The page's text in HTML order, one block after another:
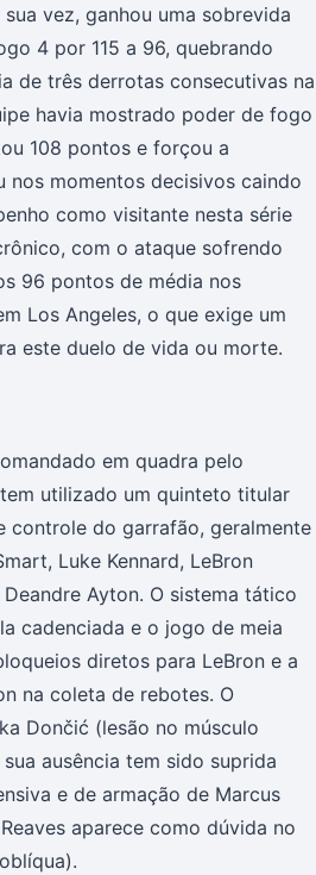
vez, ganhou uma sobrevida
4 por 115 a 96, quebrando
de três derrotas consecutivas na
havia mostrado poder de fogo
108 pontos e forçou a
nos momentos decisivos caindo
como visitante nesta série
com o ataque sofrendo
96 pontos de média nos
Los Angeles, o que exige um
este duelo de vida ou morte.
em quadra pelo
utilizado um quinteto titular
controle do garrafão, geralmente
Luke Kennard, LeBron
Ayton. O sistema tático
cadenciada e o jogo de meia
diretos para LeBron e a
na coleta de rebotes. O
Dončić (lesão no músculo
ausência tem sido suprida
e de armação de Marcus
aparece como dúvida no